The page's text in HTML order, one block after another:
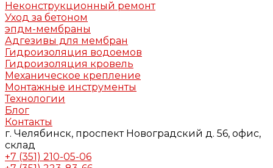
Неконструкционный ремонт
Уход за бетоном
эпдм-мембраны
Адгезивы для мембран
Гидроизоляция водоемов
Гидроизоляция кровель
Механическое крепление
Монтажные инструменты
Технологии
Блог
Контакты
г. Челябинск, проспект Новоградский д. 56, офис,
склад
+7 (351) 210-05-06